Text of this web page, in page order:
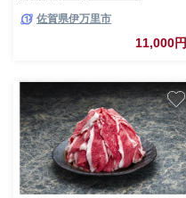
佐賀県伊万里市
11,000円